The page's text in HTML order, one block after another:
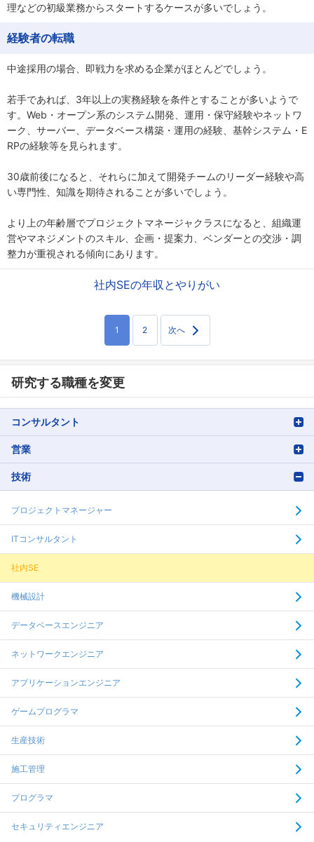
理などの初級業務からスタートするケースが多いでしょう。
経験者の転職
中途採用の場合、即戦力を求める企業がほとんどでしょう。
若手であれば、3年以上の実務経験を条件とすることが多いようで
す。Web・オープン系のシステム開発、運用・保守経験やネットワ
ーク、サーバー、データベース構築・運用の経験、基幹システム・E
RPの経験等を見られます。
30歳前後になると、それらに加えて開発チームのリーダー経験や高
い専門性、知識を期待されることが多いでしょう。
より上の年齢層でプロジェクトマネージャクラスになると、組織運
営やマネジメントのスキル、企画・提案力、ベンダーとの交渉・調
整力が重視される傾向にあります。
社内SEの年収とやりがい
1 2 次へ
研究する職種を変更
コンサルタント
営業
技術
プロジェクトマネージャー
ITコンサルタント
社内SE
機械設計
データベースエンジニア
ネットワークエンジニア
アプリケーションエンジニア
ゲームプログラマ
生産技術
施工管理
プログラマ
セキュリティエンジニア